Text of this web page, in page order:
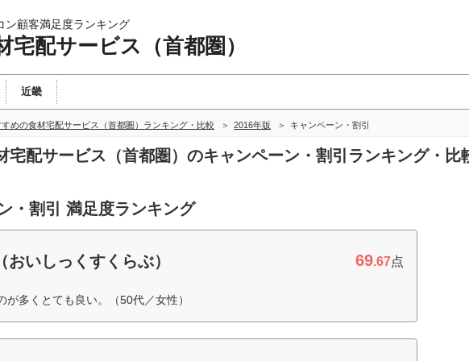
ン顧客満足度ランキング
宅配サービス（首都圏）
近畿
すめの食材宅配サービス（首都圏）ランキング・比較 2016年版 キャンペーン・割引
宅配サービス（首都圏）のキャンペーン・割引ランキング・比
・割引 満足度ランキング
いしっくすくらぶ） 69.67点
が多くとても良い。（50代／女性）